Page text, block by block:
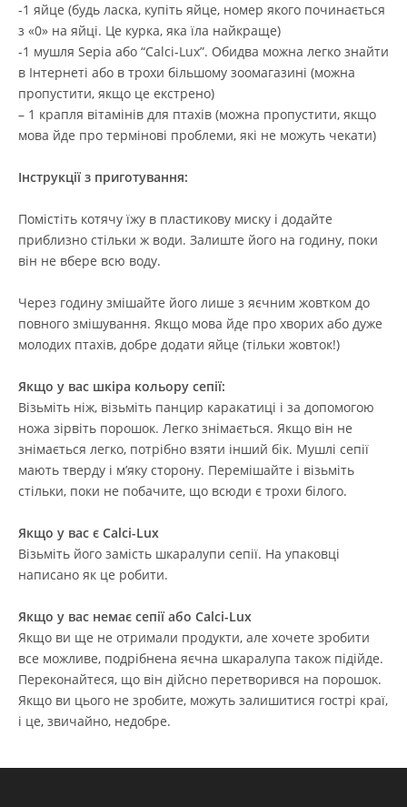
-1 яйце (будь ласка, купіть яйце, номер якого починається
з «0» на яйці. Це курка, яка їла найкраще)
-1 мушля Sepia або “Calci-Lux”. Обидва можна легко знайти
в Інтернеті або в трохи більшому зоомагазині (можна
пропустити, якщо це екстрено)
– 1 крапля вітамінів для птахів (можна пропустити, якщо
мова йде про термінові проблеми, які не можуть чекати)
Інструкції з приготування:
Помістіть котячу їжу в пластикову миску і додайте
приблизно стільки ж води. Залиште його на годину, поки
він не вбере всю воду.
Через годину змішайте його лише з яєчним жовтком до
повного змішування. Якщо мова йде про хворих або дуже
молодих птахів, добре додати яйце (тільки жовток!)
Якщо у вас шкіра кольору сепії:
Візьміть ніж, візьміть панцир каракатиці і за допомогою
ножа зірвіть порошок. Легко знімається. Якщо він не
знімається легко, потрібно взяти інший бік. Мушлі сепії
мають тверду і м’яку сторону. Перемішайте і візьміть
стільки, поки не побачите, що всюди є трохи білого.
Якщо у вас є Calci-Lux
Візьміть його замість шкаралупи сепії. На упаковці
написано як це робити.
Якщо у вас немає сепії або Calci-Lux
Якщо ви ще не отримали продукти, але хочете зробити
все можливе, подрібнена яєчна шкаралупа також підійде.
Переконайтеся, що він дійсно перетворився на порошок.
Якщо ви цього не зробите, можуть залишитися гострі краї,
і це, звичайно, недобре.